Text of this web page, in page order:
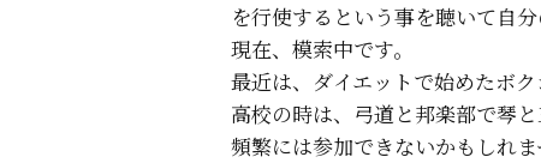
を行使するという事を聴いて自
現在、模索中です。
最近は、ダイエットで始めたボ
高校の時は、弓道と邦楽部で琴
頻繁には参加できないかもしれ